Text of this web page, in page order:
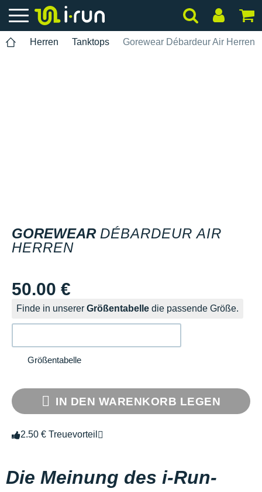
Herren Tanktops Gorewear Débardeur Air Herren
GOREWEAR DÉBARDEUR AIR
HERREN
50.00 €
Finde in unserer Größentabelle die passende Größe.
Größentabelle
IN DEN WARENKORB LEGEN
2.50 € Treuevorteil
Die Meinung des i-Run-